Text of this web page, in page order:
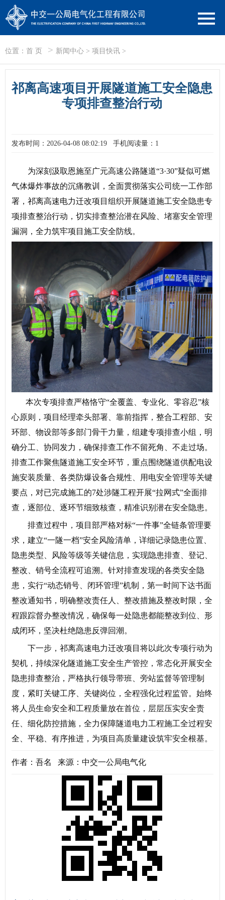
位置： 首 页 > 新闻中心 > 项目快讯 >
祁离高速项目开展隧道施工安全隐患
专项排查整治行动
发布时间：2026-04-08 08:02:19 手机阅读量：1
为深刻汲取恩施至广元高速公路隧道“3·30”疑似可燃
气体爆炸事故的沉痛教训，全面贯彻落实公司统一工作部
署，祁离高速电力迁改项目组织开展隧道施工安全隐患专
项排查整治行动，切实排查整治潜在风险、堵塞安全管理
漏洞，全力筑牢项目施工安全防线。
本次专项排查严格恪守“全覆盖、专业化、零容忍”核
心原则，项目经理牵头部署、靠前指挥，整合工程部、安
环部、物设部等多部门骨干力量，组建专项排查小组，明
确分工、协同发力，确保排查工作不留死角、不走过场。
排查工作聚焦隧道施工安全环节，重点围绕隧道供配电设
施安装质量、各类防爆设备合规性、用电安全管理等关键
要点，对已完成施工的7处涉隧工程开展“拉网式”全面排
查，逐部位、逐环节细致核查，精准识别潜在安全隐患。
排查过程中，项目部严格对标“一件事”全链条管理要
求，建立“一隧一档”安全风险清单，详细记录隐患位置、
隐患类型、风险等级等关键信息，实现隐患排查、登记、
整改、销号全流程可追溯。针对排查发现的各类安全隐
患，实行“动态销号、闭环管理”机制，第一时间下达书面
整改通知书，明确整改责任人、整改措施及整改时限，全
程跟踪督办整改情况，确保每一处隐患都能整改到位、形
成闭环，坚决杜绝隐患反弹回潮。
下一步，祁离高速电力迁改项目将以此次专项行动为
契机，持续深化隧道施工安全生产管控，常态化开展安全
隐患排查整治，严格执行领导带班、旁站监督等管理制
度，紧盯关键工序、关键岗位，全程强化过程监管。始终
将人员生命安全和工程质量放在首位，层层压实安全责
任、细化防控措施，全力保障隧道电力工程施工全过程安
全、平稳、有序推进，为项目高质量建设筑牢安全根基。
作者：吾名 来源：中交一公局电气化